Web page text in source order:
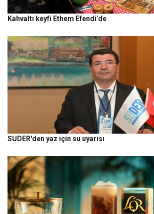
Kahvaltı keyfi Ethem Efendi’de
SUDER'den yaz için su uyarısı